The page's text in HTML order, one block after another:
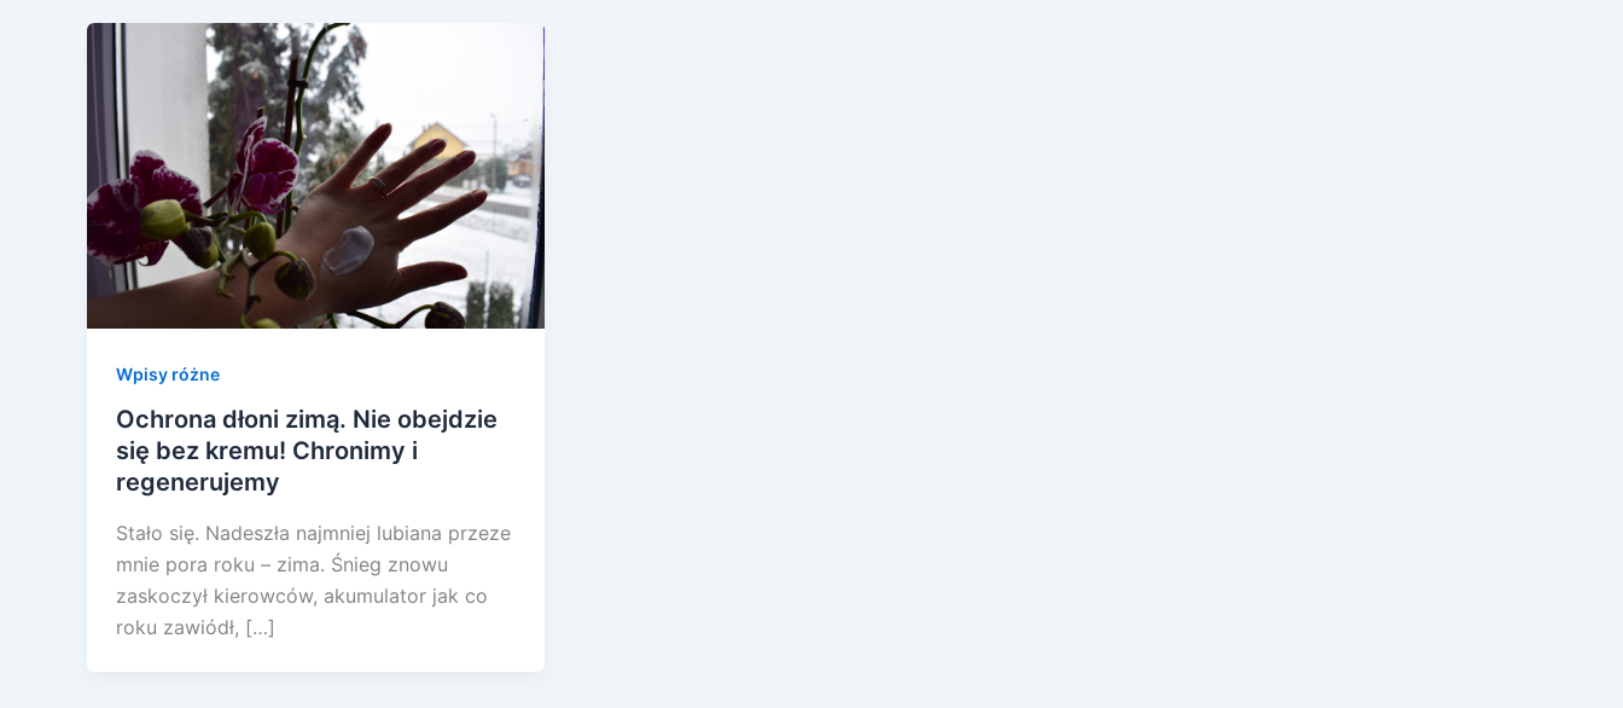
Wpisy różne
Ochrona dłoni zimą. Nie obejdzie
się bez kremu! Chronimy i
regenerujemy
Stało się. Nadeszła najmniej lubiana przeze
mnie pora roku – zima. Śnieg znowu
zaskoczył kierowców, akumulator jak co
roku zawiódł, […]